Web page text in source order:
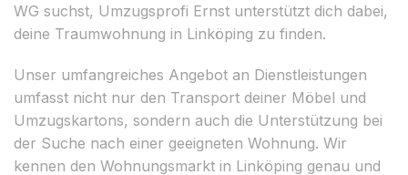
WG suchst, Umzugsprofi Ernst unterstützt dich dabei,
deine Traumwohnung in Linköping zu finden.
Unser umfangreiches Angebot an Dienstleistungen
umfasst nicht nur den Transport deiner Möbel und
Umzugskartons, sondern auch die Unterstützung bei
der Suche nach einer geeigneten Wohnung. Wir
kennen den Wohnungsmarkt in Linköping genau und